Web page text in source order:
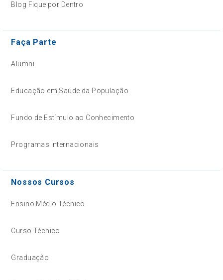
Blog Fique por Dentro
Faça Parte
Alumni
Educação em Saúde da População
Fundo de Estímulo ao Conhecimento
Programas Internacionais
Nossos Cursos
Ensino Médio Técnico
Curso Técnico
Graduação